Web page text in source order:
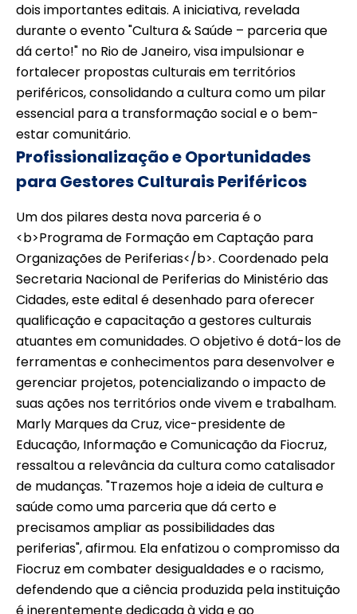
dois importantes editais. A iniciativa, revelada
durante o evento "Cultura & Saúde – parceria que
dá certo!" no Rio de Janeiro, visa impulsionar e
fortalecer propostas culturais em territórios
periféricos, consolidando a cultura como um pilar
essencial para a transformação social e o bem-
estar comunitário.
Profissionalização e Oportunidades
para Gestores Culturais Periféricos
Um dos pilares desta nova parceria é o
<b>Programa de Formação em Captação para
Organizações de Periferias</b>. Coordenado pela
Secretaria Nacional de Periferias do Ministério das
Cidades, este edital é desenhado para oferecer
qualificação e capacitação a gestores culturais
atuantes em comunidades. O objetivo é dotá-los de
ferramentas e conhecimentos para desenvolver e
gerenciar projetos, potencializando o impacto de
suas ações nos territórios onde vivem e trabalham.
Marly Marques da Cruz, vice-presidente de
Educação, Informação e Comunicação da Fiocruz,
ressaltou a relevância da cultura como catalisador
de mudanças. "Trazemos hoje a ideia de cultura e
saúde como uma parceria que dá certo e
precisamos ampliar as possibilidades das
periferias", afirmou. Ela enfatizou o compromisso da
Fiocruz em combater desigualdades e o racismo,
defendendo que a ciência produzida pela instituição